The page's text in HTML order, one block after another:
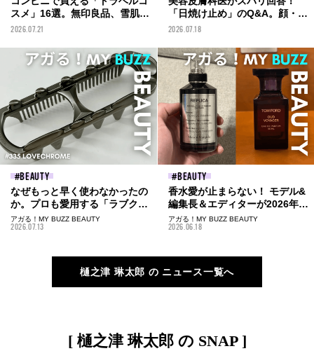
スメ」16選。無印良品、雪肌
精、トリデン...旅先でも買える
ー！【2026年最新版】
2026.07.21
「日焼け止め」のQ&A。顔・体
用の違い、塗り直し、使用期
識を学ぼう！
2026.07.18
BEAUTY
なぜもっと早く使わなかったの
か。プロも愛用する「ラブクロ
ム」がヘアケアの常識を変え
る！
アガる！MY BUZZ BEAUTY
2026.07.13
BEAUTY
香水愛が止まらない！ モデル&
編集長＆エディターが2026年に
購入した「愛用フレグランス」
6選。メゾン マルジェラ、ディ
アガる！MY BUZZ BEAUTY
2026.06.18
樋之津 琳太郎 の ニュース一覧へ
[ 樋之津 琳太郎 の SNAP ]